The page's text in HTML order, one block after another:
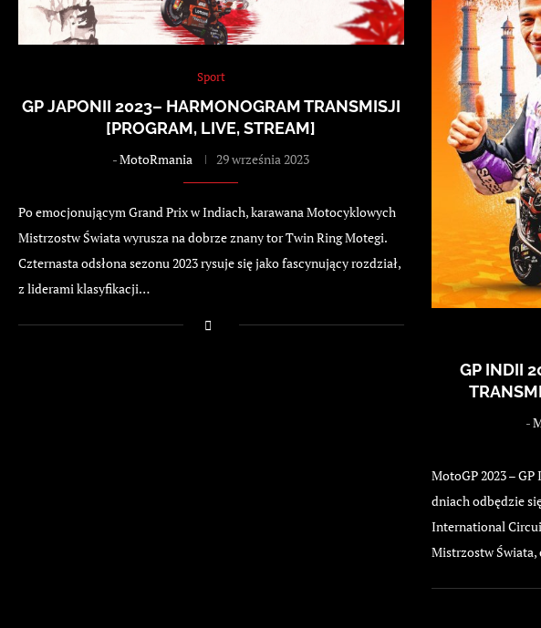
Sport
GP JAPONII 2023– HARMONOGRAM TRANSMISJI
[PROGRAM, LIVE, STREAM]
-MotoRmania 29 września 2023
Po emocjonującym Grand Prix w Indiach, karawana Motocyklowych
Mistrzostw Świata wyrusza na dobrze znany tor Twin Ring Motegi.
Czternasta odsłona sezonu 2023 rysuje się jako fascynujący rozdział,
z liderami klasyfikacji…
GP INDII
-
MotoGP 2023 –
dniach odbędzie
International
Mistrzostw